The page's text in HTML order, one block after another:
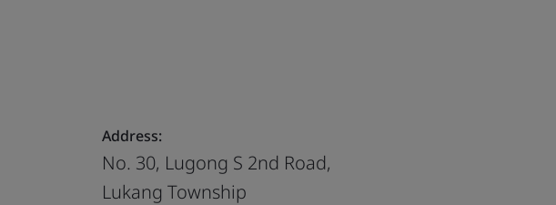
Address:
No. 30, Lugong S 2nd Road,
Lukang Township